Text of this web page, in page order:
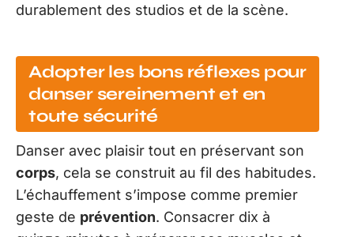
durablement des studios et de la scène.
Adopter les bons réflexes pour
danser sereinement et en
toute sécurité
Danser avec plaisir tout en préservant son
corps, cela se construit au fil des habitudes.
L’échauffement s’impose comme premier
geste de prévention. Consacrer dix à